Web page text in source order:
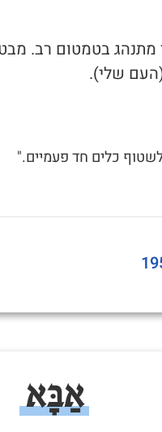
מתנהג בטמטום רב.
שלי).
כלים חד פעמיים."
אַבָּא